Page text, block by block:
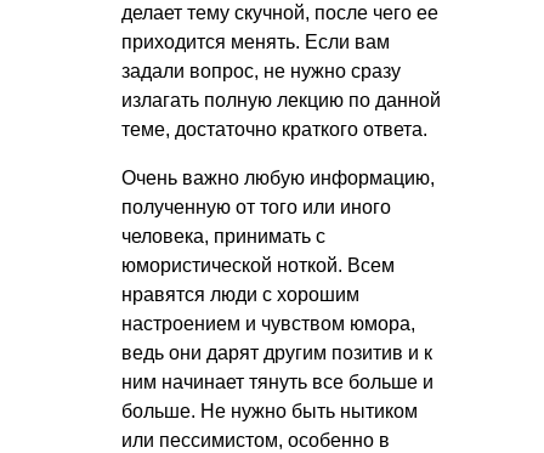
делает тему скучной, после чего ее
приходится менять. Если вам
задали вопрос, не нужно сразу
излагать полную лекцию по данной
теме, достаточно краткого ответа.
Очень важно любую информацию,
полученную от того или иного
человека, принимать с
юмористической ноткой. Всем
нравятся люди с хорошим
настроением и чувством юмора,
ведь они дарят другим позитив и к
ним начинает тянуть все больше и
больше. Не нужно быть нытиком
или пессимистом, особенно в